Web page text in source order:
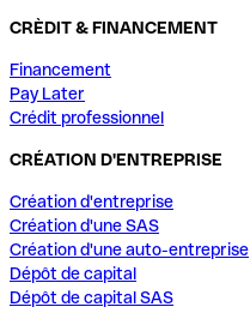
CRÈDIT & FINANCEMENT
Financement
Pay Later
Crédit professionnel
CRÉATION D'ENTREPRISE
Création d'entreprise
Création d'une SAS
Création d'une auto-entreprise
Dépôt de capital
Dépôt de capital SAS